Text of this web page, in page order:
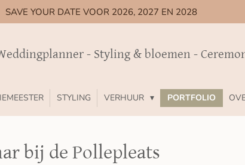
SAVE YOUR DATE VOOR 2026, 2027 EN 2028
- Styling & bloemen -
STYLING VERHUUR PORTFOLIO
bij de Pollepleats